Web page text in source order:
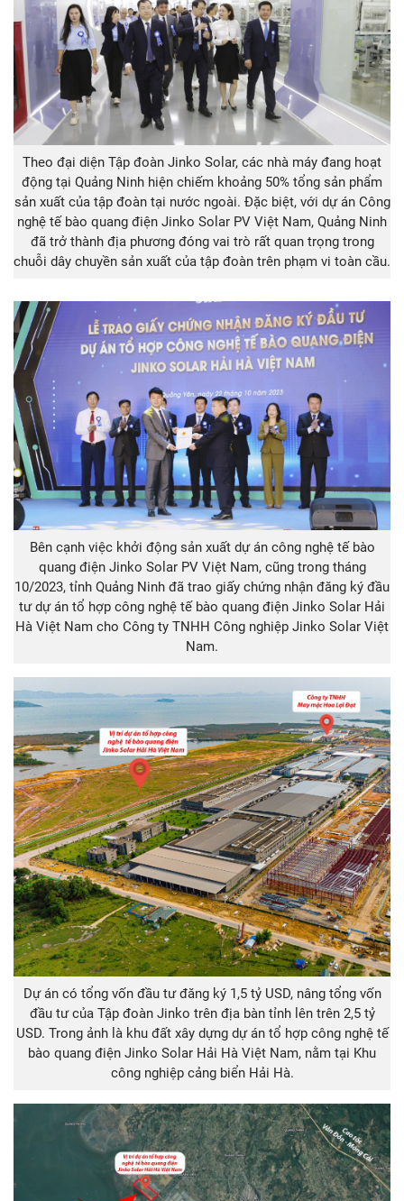
Theo đại diện Tập đoàn Jinko Solar, các nhà máy đang hoạt
động tại Quảng Ninh hiện chiếm khoảng 50% tổng sản phẩm
sản xuất của tập đoàn tại nước ngoài. Đặc biệt, với dự án Công
nghệ tế bào quang điện Jinko Solar PV Việt Nam, Quảng Ninh
đã trở thành địa phương đóng vai trò rất quan trọng trong
chuỗi dây chuyền sản xuất của tập đoàn trên phạm vi toàn cầu.
Bên cạnh việc khởi động sản xuất dự án công nghệ tế bào
quang điện Jinko Solar PV Việt Nam, cũng trong tháng
10/2023, tỉnh Quảng Ninh đã trao giấy chứng nhận đăng ký đầu
tư dự án tổ hợp công nghệ tế bào quang điện Jinko Solar Hải
Hà Việt Nam cho Công ty TNHH Công nghiệp Jinko Solar Việt
Nam.
Dự án có tổng vốn đầu tư đăng ký 1,5 tỷ USD, nâng tổng vốn
đầu tư của Tập đoàn Jinko trên địa bàn tỉnh lên trên 2,5 tỷ
USD. Trong ảnh là khu đất xây dựng dự án tổ hợp công nghệ tế
bào quang điện Jinko Solar Hải Hà Việt Nam, nằm tại Khu
công nghiệp cảng biển Hải Hà.